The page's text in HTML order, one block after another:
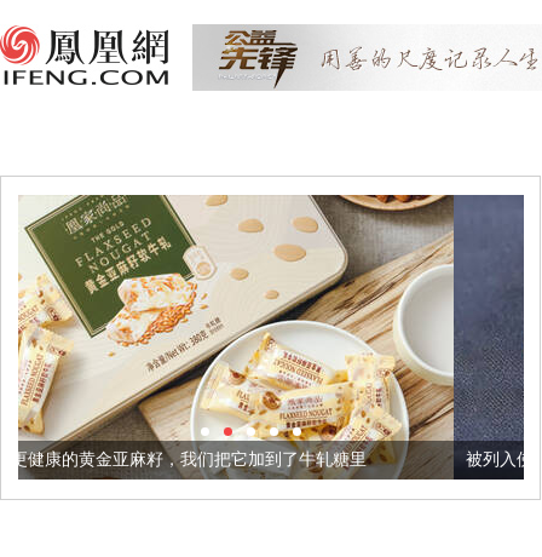
们把它加到了牛轧糖里 被列入佛家七宝的它到底有多美？